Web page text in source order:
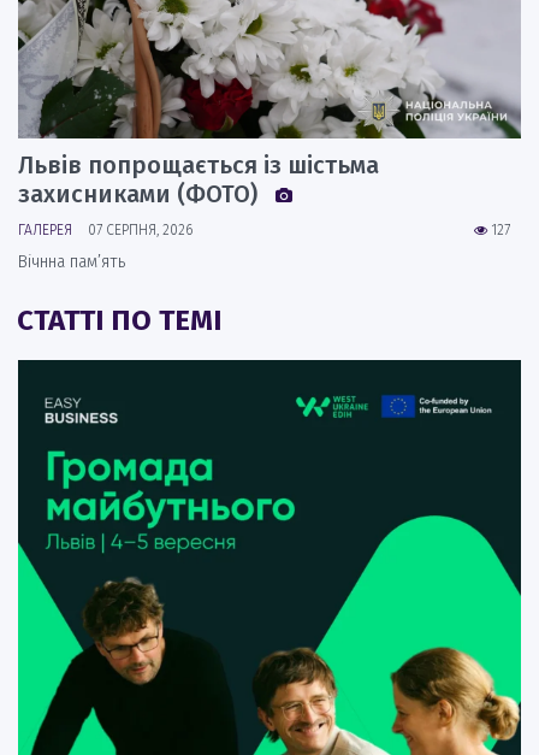
Львів попрощається із шістьма
захисниками (ФОТО)
127
ГАЛЕРЕЯ 07 СЕРПНЯ, 2026
Вічнна пам’ять
СТАТТІ ПО ТЕМІ